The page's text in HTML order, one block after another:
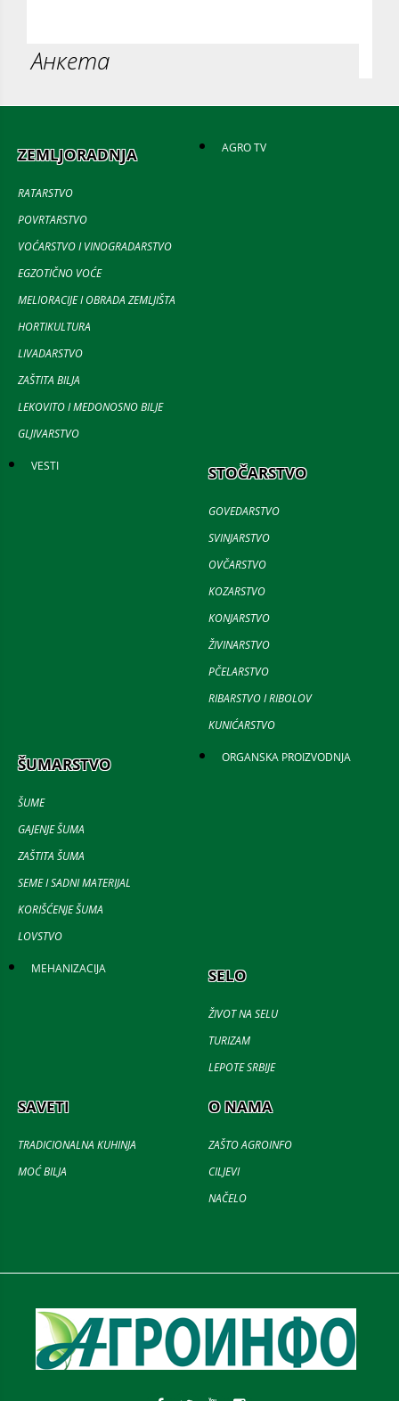
Анкета
ZEMLJORADNJA
RATARSTVO
POVRTARSTVO
VOĆARSTVO I VINOGRADARSTVO
EGZOTIČNO VOĆE
MELIORACIJE I OBRADA ZEMLJIŠTA
HORTIKULTURA
LIVADARSTVO
ZAŠTITA BILJA
LEKOVITO I MEDONOSNO BILJE
GLJIVARSTVO
AGRO TV
VESTI STOČARSTVO
GOVEDARSTVO
SVINJARSTVO
OVČARSTVO
KOZARSTVO
KONJARSTVO
ŽIVINARSTVO
PČELARSTVO
RIBARSTVO I RIBOLOV
KUNIĆARSTVO
ŠUMARSTVO
ŠUME
GAJENJE ŠUMA
ZAŠTITA ŠUMA
SEME I SADNI MATERIJAL
KORIŠĆENJE ŠUMA
LOVSTVO
ORGANSKA PROIZVODNJA
MEHANIZACIJA SELO
ŽIVOT NA SELU
TURIZAM
LEPOTE SRBIJE
SAVETI
TRADICIONALNA KUHINJA
MOĆ BILJA
O NAMA
ZAŠTO AGROINFO
CILJEVI
NAČELO